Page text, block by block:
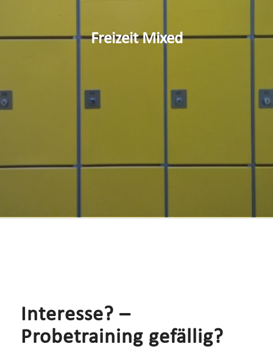
Freizeit Mixed
Interesse? –
Probetraining gefällig?